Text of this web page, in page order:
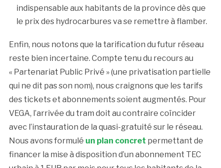
indispensable aux habitants de la province dès que
le prix des hydrocarbures va se remettre à flamber.
Enfin, nous notons que la tarification du futur réseau
reste bien incertaine. Compte tenu du recours au
« Partenariat Public Privé » (une privatisation partielle
qui ne dit pas son nom), nous craignons que les tarifs
des tickets et abonnements soient augmentés. Pour
VEGA, l’arrivée du tram doit au contraire coïncider
avec l’instauration de la quasi-gratuité sur le réseau.
Nous avons formulé un plan concret permettant de
financer la mise à disposition d’un abonnement TEC